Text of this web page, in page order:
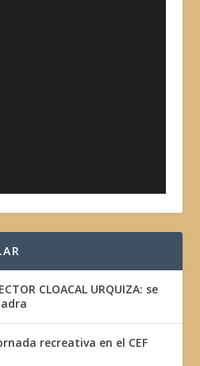
CLOACAL URQUIZA: se
recreativa en el CEF